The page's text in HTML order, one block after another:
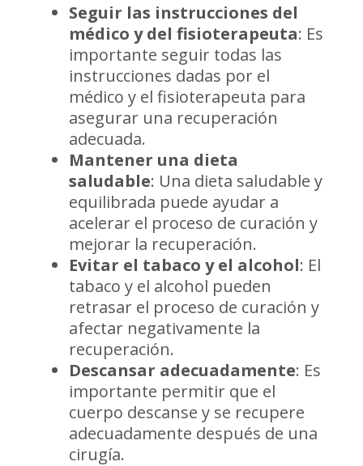
Seguir las instrucciones del
médico y del fisioterapeuta: Es
importante seguir todas las
instrucciones dadas por el
médico y el fisioterapeuta para
asegurar una recuperación
adecuada.
Mantener una dieta
saludable: Una dieta saludable y
equilibrada puede ayudar a
acelerar el proceso de curación y
mejorar la recuperación.
Evitar el tabaco y el alcohol: El
tabaco y el alcohol pueden
retrasar el proceso de curación y
afectar negativamente la
recuperación.
Descansar adecuadamente: Es
importante permitir que el
cuerpo descanse y se recupere
adecuadamente después de una
cirugía.